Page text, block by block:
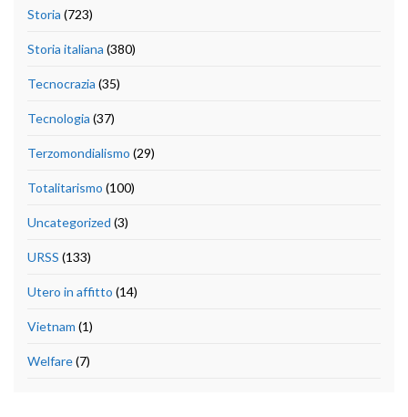
Storia (723)
Storia italiana (380)
Tecnocrazia (35)
Tecnologia (37)
Terzomondialismo (29)
Totalitarismo (100)
Uncategorized (3)
URSS (133)
Utero in affitto (14)
Vietnam (1)
Welfare(7)